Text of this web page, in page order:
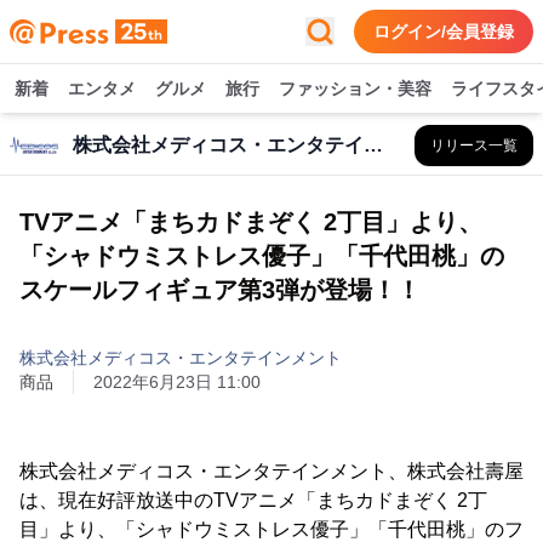
ログイン/会員登録
新着 エンタメ グルメ 旅行 ファッション・美容 ライフスタ
株式会社メディコス・エンタテインメント リリース一覧
TVアニメ「まちカドまぞく 2丁目」より、
「シャドウミストレス優子」「千代田桃」の
スケールフィギュア第3弾が登場！！
株式会社メディコス・エンタテインメント
商品
2022年6月23日 11:00
株式会社メディコス・エンタテインメント、株式会社壽屋
は、現在好評放送中のTVアニメ「まちカドまぞく 2丁
目」より、「シャドウミストレス優子」「千代田桃」のフ